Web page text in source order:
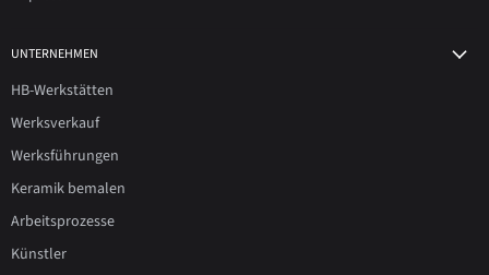
UNTERNEHMEN
HB-Werkstätten
Werksverkauf
Werksführungen
Keramik bemalen
Arbeitsprozesse
Künstler